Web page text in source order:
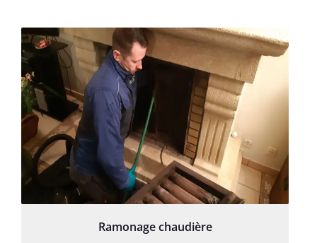
Ramonage chaudière